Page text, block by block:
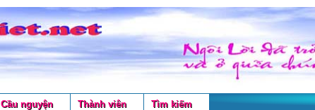
Cầu nguyện Thành viên Tìm kiếm